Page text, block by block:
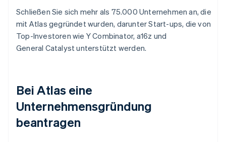
Schließen Sie sich mehr als 75.000 Unternehmen an, die
mit Atlas gegründet wurden, darunter Start-ups, die von
Top-Investoren wie Y Combinator, a16z und
General Catalyst unterstützt werden.
Bei Atlas eine
Unternehmensgründung
beantragen